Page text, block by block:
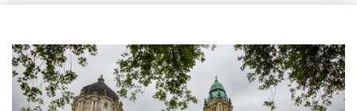
Mehr Geld für Bundeswehr und Infrastruktur: Industrie erhält
Bislang fast 12.000 Hitzetote in Deutschland - hohe Sterblichkeit
vor allem im Juni
Arbeiter stribt in Niedersachsen durch umkippenden Bagger